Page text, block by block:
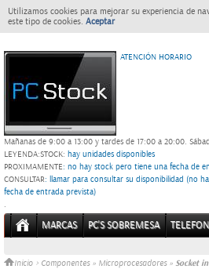
Utilizamos cookies para mejorar su experiencia de
este tipo de cookies. Aceptar
ATENCIÓN HORARIO
Mañanas de 9:00 a 13:00 y tardes de 17:00 a 20:00.
LEYENDA:STOCK: hay unidades disponibles
PROXIMAMENTE: no hay stock pero tiene una fecha de
CONSULTAR: llamar para consultar su disponibilidad (no
fecha de entrada prevista)
.
MARCAS PC'S SOBREMESA
Inicio > Componentes » Microprocesadores » Socket